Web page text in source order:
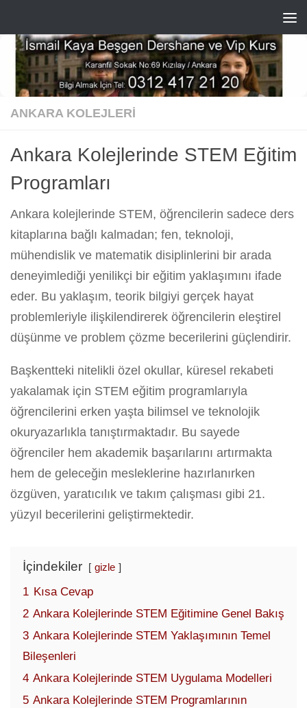
ANKARA KOLEJLERI
Ankara Kolejlerinde STEM Eğitim
Programları
Ankara kolejlerinde STEM, öğrencilerin sadece ders
kitaplarına bağlı kalmadan; fen, teknoloji,
mühendislik ve matematik disiplinlerini bir arada
deneyimlediği yenilikçi bir eğitim yaklaşımını ifade
eder. Bu yaklaşım, teorik bilgiyi gerçek hayat
problemleriyle ilişkilendirerek öğrencilerin eleştirel
düşünme ve problem çözme becerilerini güçlendirir.
Başkentteki nitelikli özel okullar, küresel rekabeti
yakalamak için STEM eğitim programlarıyla
öğrencilerini erken yaşta bilimsel ve teknolojik
okuryazarlıkla tanıştırmaktadır. Bu sayede
öğrenciler hem akademik başarılarını artırmakta
hem de geleceğin mesleklerine hazırlanırken
özgüven, yaratıcılık ve takım çalışması gibi 21.
yüzyıl becerilerini geliştirmektedir.
İçindekiler gizle
1 Kısa Cevap
2 Ankara Kolejlerinde STEM Eğitimine Genel Bakış
3 Ankara Kolejlerinde STEM Yaklaşımının Temel
Bileşenleri
4 Ankara Kolejlerinde STEM Uygulama Modelleri
5 Ankara Kolejlerinde STEM Programlarının